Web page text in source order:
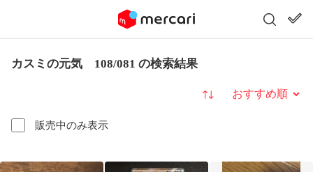
カスミの元気 108/081 の検索結果
販売中のみ表示
並び替え